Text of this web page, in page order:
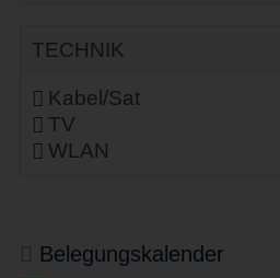
TECHNIK
Kabel/Sat
TV
WLAN
Belegungskalender